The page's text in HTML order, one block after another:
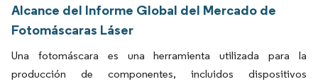
Alcance del Informe Global del Mercado de
Fotomáscaras Láser
Una fotomáscara es una herramienta utilizada para la
producción de componentes, incluidos dispositivos